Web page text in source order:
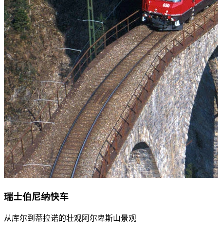
瑞士伯尼纳快车
从库尔到蒂拉诺的壮观阿尔卑斯山景观